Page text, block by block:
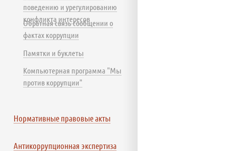
поведению и урегулированию
конфликта интересов
Обратная связь сообщении о
фактах коррупции
Памятки и буклеты
Компьютерная программа "Мы
против коррупции"
Нормативные правовые акты
Антикоррупционная экспертиза